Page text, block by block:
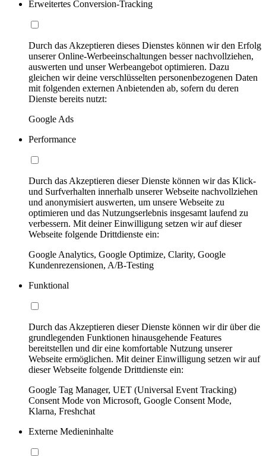
Erweitertes Conversion-Tracking
Durch das Akzeptieren dieses Dienstes können wir den Erfolg
unserer Online-Werbeeinschaltungen besser nachvollziehen,
auswerten und unser Werbeangebot optimieren. Dazu
gleichen wir deine verschlüsselten personenbezogenen Daten
mit folgenden externen Anbietenden ab, sofern du deren
Dienste bereits nutzt:
Google Ads
Performance
Durch das Akzeptieren dieser Dienste können wir das Klick-
und Surfverhalten innerhalb unserer Webseite nachvollziehen
und anonymisiert auswerten, um unsere Webseite zu
optimieren und das Nutzungserlebnis insgesamt laufend zu
verbessern. Mit deiner Einwilligung setzen wir auf dieser
Webseite folgende Drittdienste ein:
Google Analytics, Google Optimize, Clarity, Google
Kundenrezensionen, A/B-Testing
Funktional
Durch das Akzeptieren dieser Dienste können wir dir über die
grundlegenden Funktionen hinausgehende Features
bereitstellen und dir eine komfortable Nutzung unserer
Webseite ermöglichen. Mit deiner Einwilligung setzen wir auf
dieser Webseite folgende Drittdienste ein:
Google Tag Manager, UET (Universal Event Tracking)
Consent Mode von Microsoft, Google Consent Mode,
Klarna, Freshchat
Externe Medieninhalte